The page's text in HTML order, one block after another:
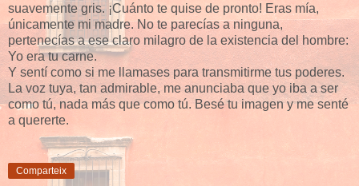
suavemente gris. ¡Cuánto te quise de pronto! Eras mía,
únicamente mi madre. No te parecías a ninguna,
pertenecías a ese claro milagro de la existencia del hombre:
Yo era tu carne.
Y sentí como si me llamases para transmitirme tus poderes.
La voz tuya, tan admirable, me anunciaba que yo iba a ser
como tú, nada más que como tú. Besé tu imagen y me senté
a quererte.
Comparteix